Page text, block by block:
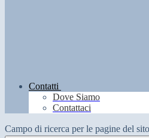
Contatti
Dove Siamo
Contattaci
Campo di ricerca per le pagine del sito